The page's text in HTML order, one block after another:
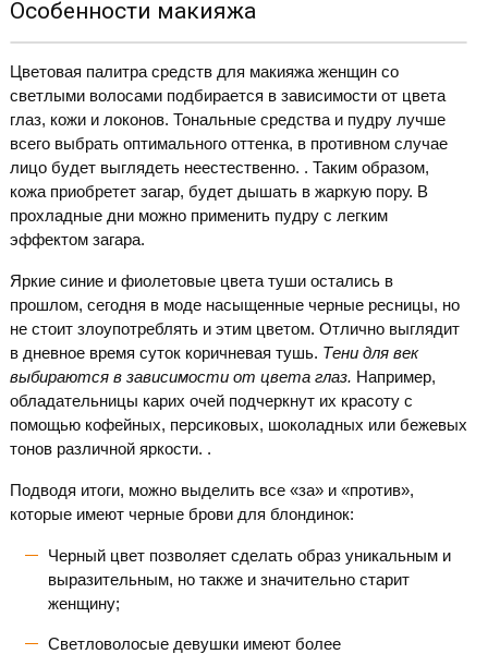
Особенности макияжа
Цветовая палитра средств для макияжа женщин со
светлыми волосами подбирается в зависимости от цвета
глаз, кожи и локонов. Тональные средства и пудру лучше
всего выбрать оптимального оттенка, в противном случае
лицо будет выглядеть неестественно. . Таким образом,
кожа приобретет загар, будет дышать в жаркую пору. В
прохладные дни можно применить пудру с легким
эффектом загара.
Яркие синие и фиолетовые цвета туши остались в
прошлом, сегодня в моде насыщенные черные ресницы, но
не стоит злоупотреблять и этим цветом. Отлично выглядит
в дневное время суток коричневая тушь. Тени для век
выбираются в зависимости от цвета глаз. Например,
обладательницы карих очей подчеркнут их красоту с
помощью кофейных, персиковых, шоколадных или бежевых
тонов различной яркости. .
Подводя итоги, можно выделить все «за» и «против»,
которые имеют черные брови для блондинок:
Черный цвет позволяет сделать образ уникальным и
выразительным, но также и значительно старит
женщину;
Светловолосые девушки имеют более